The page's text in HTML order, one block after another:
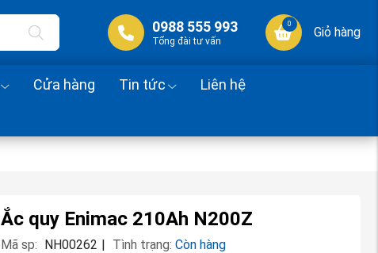
0988 555 993
Tổng đài tư vấn
0
Giỏ hàng
Cửa hàng Tin tức Liên hệ
Ắc quy Enimac 210Ah N200Z
Mã sp: NH00262 | Tình trạng: Còn hàng